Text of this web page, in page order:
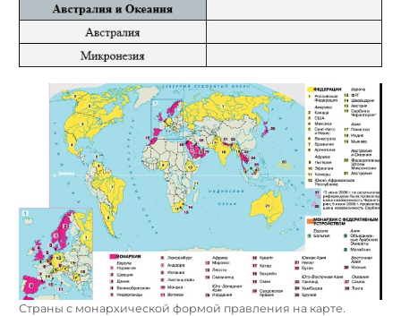
Страны с монархической формой правления на карте.